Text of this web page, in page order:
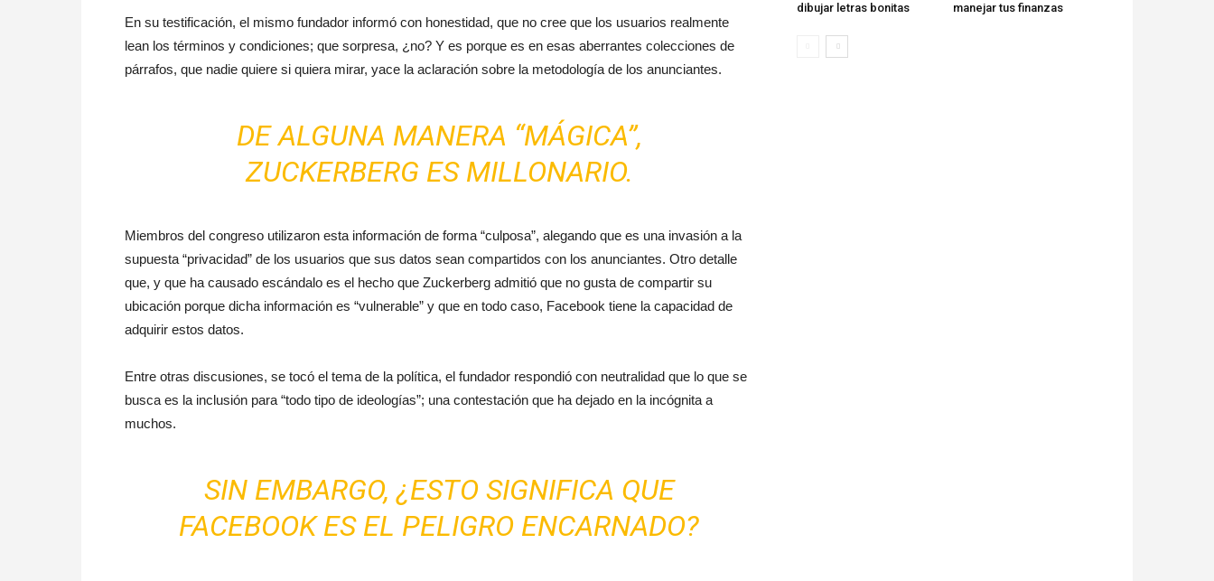
En su testificación, el mismo fundador informó con honestidad, que no cree que los usuarios realmente
lean los términos y condiciones; que sorpresa, ¿no? Y es porque es en esas aberrantes colecciones de
párrafos, que nadie quiere si quiera mirar, yace la aclaración sobre la metodología de los anunciantes.
DE ALGUNA MANERA “MÁGICA”,
ZUCKERBERG ES MILLONARIO.
Miembros del congreso utilizaron esta información de forma “culposa”, alegando que es una invasión a la
supuesta “privacidad” de los usuarios que sus datos sean compartidos con los anunciantes. Otro detalle
que, y que ha causado escándalo es el hecho que Zuckerberg admitió que no gusta de compartir su
ubicación porque dicha información es “vulnerable” y que en todo caso, Facebook tiene la capacidad de
adquirir estos datos.
Entre otras discusiones, se tocó el tema de la política, el fundador respondió con neutralidad que lo que se
busca es la inclusión para “todo tipo de ideologías”; una contestación que ha dejado en la incógnita a
muchos.
SIN EMBARGO, ¿ESTO SIGNIFICA QUE
FACEBOOK ES EL PELIGRO ENCARNADO?
dibujar letras bonitas
manejar tus finanzas